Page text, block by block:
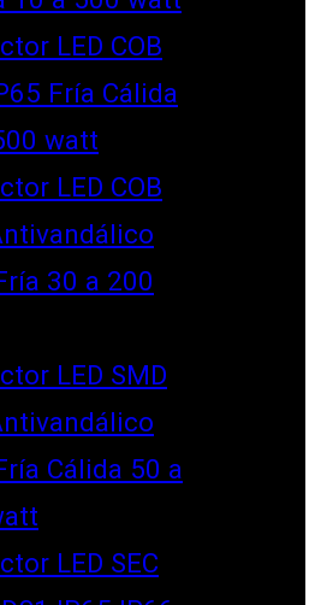
LED COB
Fría Cálida
watt
LED COB
30 a 200
LED SMD
Cálida 50 a
LED SEC